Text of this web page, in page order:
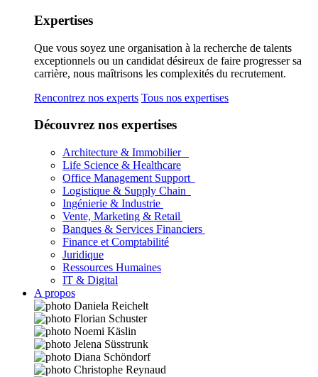
Expertises
Que vous soyez une organisation à la recherche de talents
exceptionnels ou un candidat désireux de faire progresser sa
carrière, nous maîtrisons les complexités du recrutement.
Rencontrez nos experts Tous nos expertises
Découvrez nos expertises
Architecture & Immobilier
Life Science & Healthcare
Office Management Support
Logistique & Supply Chain
Ingénierie & Industrie
Vente, Marketing & Retail
Banques & Services Financiers
Finance et Comptabilité
Juridique
Ressources Humaines
IT & Digital
A propos